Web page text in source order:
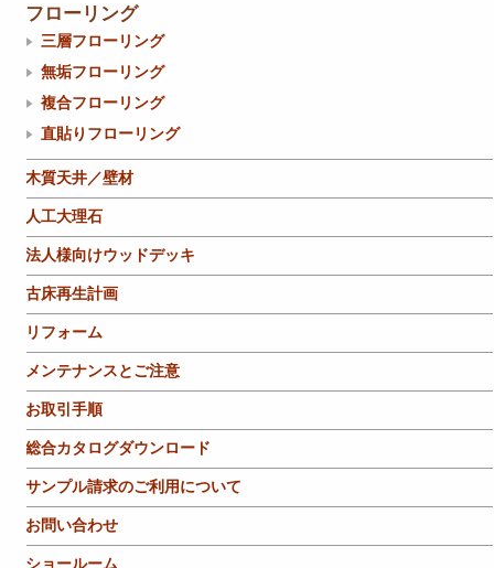
フローリング
三層フローリング
無垢フローリング
複合フローリング
直貼りフローリング
木質天井／壁材
人工大理石
法人様向けウッドデッキ
古床再生計画
リフォーム
メンテナンスとご注意
お取引手順
総合カタログダウンロード
サンプル請求のご利用について
お問い合わせ
ショールーム